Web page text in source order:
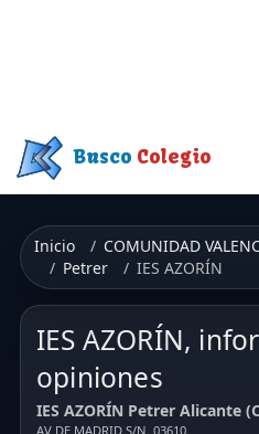
Busco Colegio
Inicio COMUNIDAD
Petrer
IES AZORÍN
IES AZORÍN,
opiniones
IES AZORÍN Petrer Alicante
AV DE MADRID S/N. 03610.